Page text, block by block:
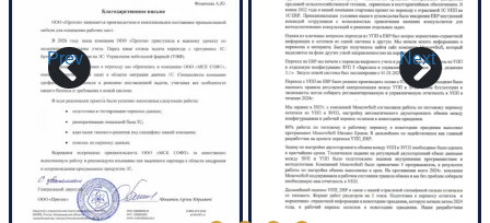
Prev Next